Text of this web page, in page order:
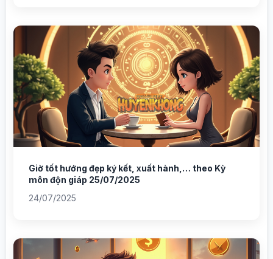
Giờ tốt hướng đẹp ký kết, xuất hành,… theo Kỳ
môn độn giáp 25/07/2025
24/07/2025